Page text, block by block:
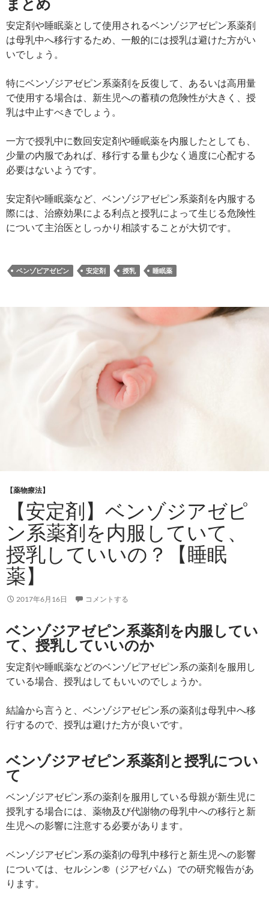
安定剤や睡眠薬として使用されるベンゾジアゼピン系薬剤
は母乳中へ移行するため、一般的には授乳は避けた方がい
いでしょう。
特にベンゾジアゼピン系薬剤を反復して、あるいは高用量
で使用する場合は、新生児への蓄積の危険性が大きく、授
乳は中止すべきでしょう。
一方で授乳中に数回安定剤や睡眠薬を内服したとしても、
少量の内服であれば、移行する量も少なく過度に心配する
必要はないようです。
安定剤や睡眠薬など、ベンゾジアゼピン系薬剤を内服する
際には、治療効果による利点と授乳によって生じる危険性
について主治医としっかり相談することが大切です。
ベンゾピアゼピン 安定剤 授乳 睡眠薬
【薬物療法】
【安定剤】ベンゾジアゼピ
ン系薬剤を内服していて、
授乳していいの？【睡眠
薬】
2017年6月16日 コメントする
ベンゾジアゼピン系薬剤を内服してい
て、授乳していいのか
安定剤や睡眠薬などのベンゾピアゼピン系の薬剤を服用し
ている場合、授乳はしてもいいのでしょうか。
結論から言うと、ベンゾジアゼピン系の薬剤は母乳中へ移
行するので、授乳は避けた方が良いです。
ベンゾジアゼピン系薬剤と授乳につい
て
ベンゾジアゼピン系の薬剤を服用している母親が新生児に
授乳する場合には、薬物及び代謝物の母乳中への移行と新
生児への影響に注意する必要があります。
ベンゾジアゼピン系の薬剤の母乳中移行と新生児への影響
については、セルシン®（ジアゼパム）での研究報告があ
ります。